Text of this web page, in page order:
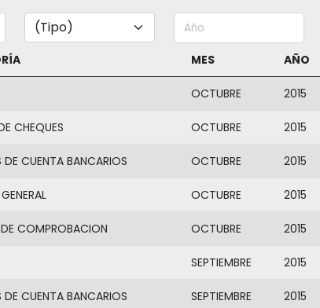
MES AÑO
OCTUBRE 2015
CHEQUES OCTUBRE 2015
DE CUENTA BANCARIOS OCTUBRE 2015
OCTUBRE 2015
COMPROBACION OCTUBRE 2015
SEPTIEMBRE 2015
DE CUENTA BANCARIOS SEPTIEMBRE 2015